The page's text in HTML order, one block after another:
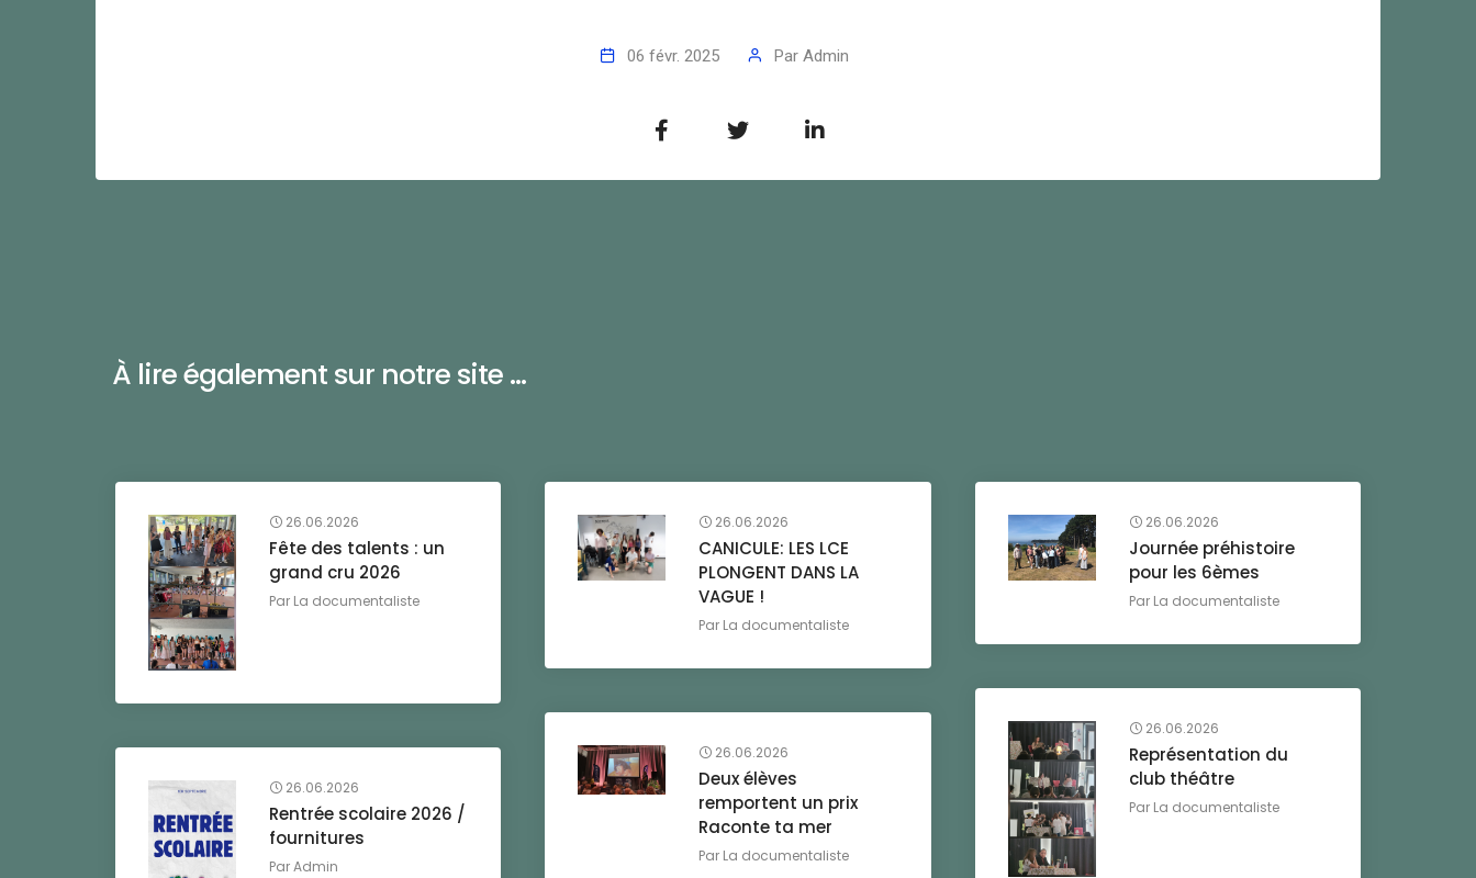
06 févr. 2025 Par Admin
À lire également sur notre site ...
26.06.2026
Fête des talents : un
grand cru 2026
Par La documentaliste
26.06.2026
CANICULE: LES LCE
PLONGENT DANS LA
VAGUE !
Par La documentaliste
26.06.2026
Journée préhistoire
pour les 6èmes
Par La documentaliste
26.06.2026
Représentation du
club théâtre
Par La documentaliste
26.06.2026
Deux élèves
remportent un prix
Raconte ta mer
Par La documentaliste
26.06.2026
Rentrée scolaire 2026 /
fournitures
ParAdmin